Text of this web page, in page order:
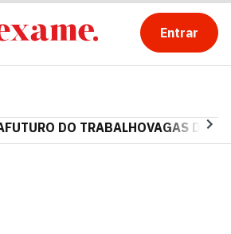
Entrar
FUTURO DO TRABALHOVAGAS DE